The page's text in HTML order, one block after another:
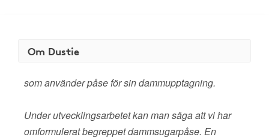
Om Dustie
som använder påse för sin dammupptagning.
Under utvecklingsarbetet kan man säga att vi har
omformulerat begreppet dammsugarpåse. En